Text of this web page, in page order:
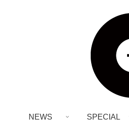
NEWS SPECIAL